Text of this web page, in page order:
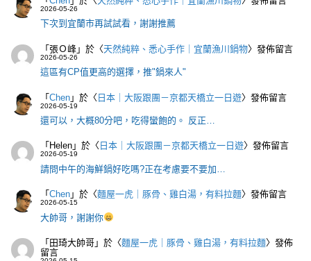
2026-05-26
下次到宜蘭市再試試看，謝謝推薦
「張Ｏ峰 」於〈天然純粹、悉心手作｜宜蘭漁川鍋物〉發佈留言
2026-05-26
這區有CP值更高的選擇，推"鍋來人"
「Chen 」於〈日本｜大阪跟團－京都天橋立一日遊〉發佈留言
2026-05-19
還可以，大概80分吧，吃得蠻飽的。 反正…
「 Helen 」於〈 日本｜大阪跟團－京都天橋立一日遊〉發佈留言
2026-05-19
請問中午的海鮮鍋好吃嗎?正在考慮要不要加…
「Chen 」於〈麵屋一虎｜豚骨、雞白湯，有料拉麵〉發佈留言
2026-05-15
大帥哥，謝謝你
「 田琦大帥哥 」於〈麵屋一虎｜豚骨、雞白湯，有料拉麵〉發佈
留言